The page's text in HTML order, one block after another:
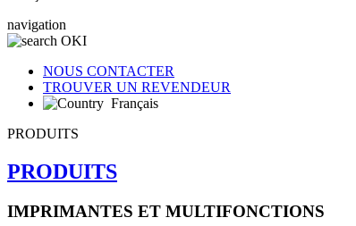
navigation
NOUS CONTACTER
TROUVER UN REVENDEUR
Français
PRODUITS
PRODUITS
IMPRIMANTES ET MULTIFONCTIONS